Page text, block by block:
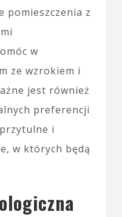
pomieszczenia z
w
ze wzrokiem i
jest również
preferencji
i
w których będą